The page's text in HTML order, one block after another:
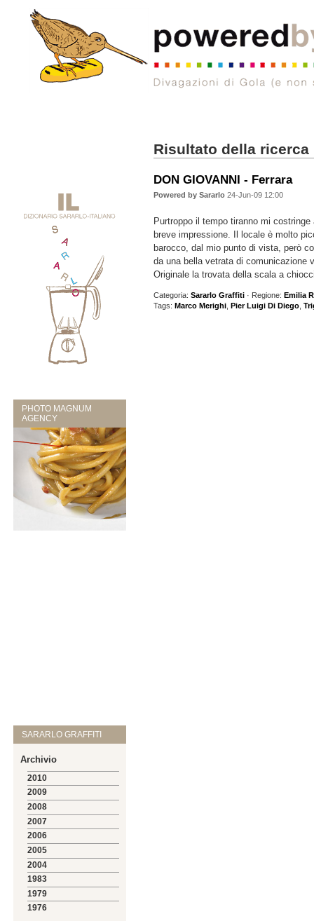
PHOTO MAGNUM
AGENCY
SARARLO GRAFFITI
Archivio
2010
2009
2008
2007
2006
2005
2004
1983
1979
1976
Risultato della ricerca
DON GIOVANNI - Ferrara
Powered by Sararlo 24-Jun-09 12:00
Purtroppo il tempo tiranno mi
breve impressione. Il locale è molto
barocco, dal mio punto di vista, però
da una bella vetrata di comunicazione
Originale la trovata della scala a
Categoria:Sararlo Graffiti · Regione: Emilia
Tags: Marco Merighi Pier Luigi Di Diego ,